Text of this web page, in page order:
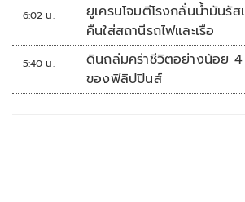
6:02 น.
ยูเครนโจมตีโรงกลั่นน้ำมันรั
คืนใส่สถานีรถไฟและเรือ
5:40 น.
ดินถล่มคร่าชีวิตอย่างน้อย 4
ของฟิลิปปินส์